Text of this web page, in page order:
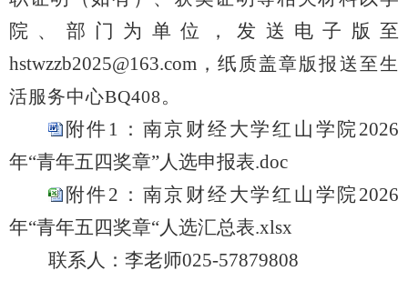
院、部门为单位，发送电子版至
hstwzzb2025@163.com ，纸 质盖章版报送至生
活服务中心BQ408。
附件1：南京财经大学红山学院2026
年“青年五四奖章”人选申报表.doc
附件2：南京财经大学红山学院2026
年“青年五四奖章“人选汇总表.xlsx
联系人： 李老师025-57879808